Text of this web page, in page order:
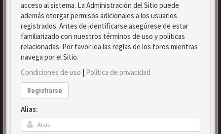
acceso al sistema. La Administración del Sitio puede
además otorgar permisos adicionales a los usuarios
registrados. Antes de identificarse asegúrese de estar
familiarizado con nuestros términos de uso y políticas
relacionadas. Por favor lea las reglas de los foros mientras
navega por el Sitio.
Condiciones de uso | Política de privacidad
Registrarse
Alias: